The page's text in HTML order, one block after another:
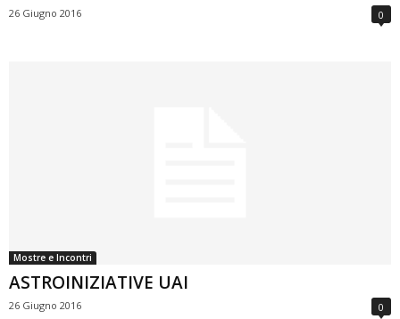
26 Giugno 2016 0
Mostre e Incontri
ASTROINIZIATIVE UAI
26 Giugno 2016 0